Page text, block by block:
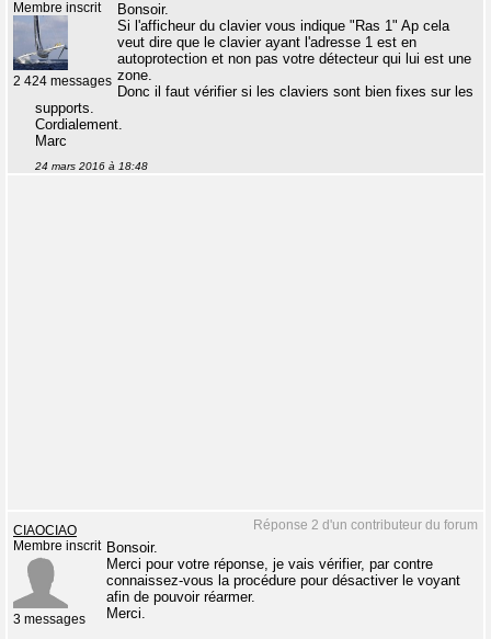
Membre inscrit
2 424 messages
Bonsoir.
Si l'afficheur du clavier vous indique "Ras 1" Ap cela
veut dire que le clavier ayant l'adresse 1 est en
autoprotection et non pas votre détecteur qui lui est une
zone.
Donc il faut vérifier si les claviers sont bien fixes sur les
supports.
Cordialement.
Marc
24 mars 2016 à 18:48
Réponse 2 d'un contributeur du forum
CIAOCIAO
Membre inscrit
3 messages
Bonsoir.
Merci pour votre réponse, je vais vérifier, par contre
connaissez-vous la procédure pour désactiver le voyant
afin de pouvoir réarmer.
Merci.